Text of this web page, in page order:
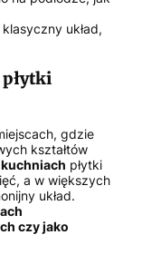
układ,
gdzie
kształtów
kuchniach płytki
a w większych
układ.
czy jako